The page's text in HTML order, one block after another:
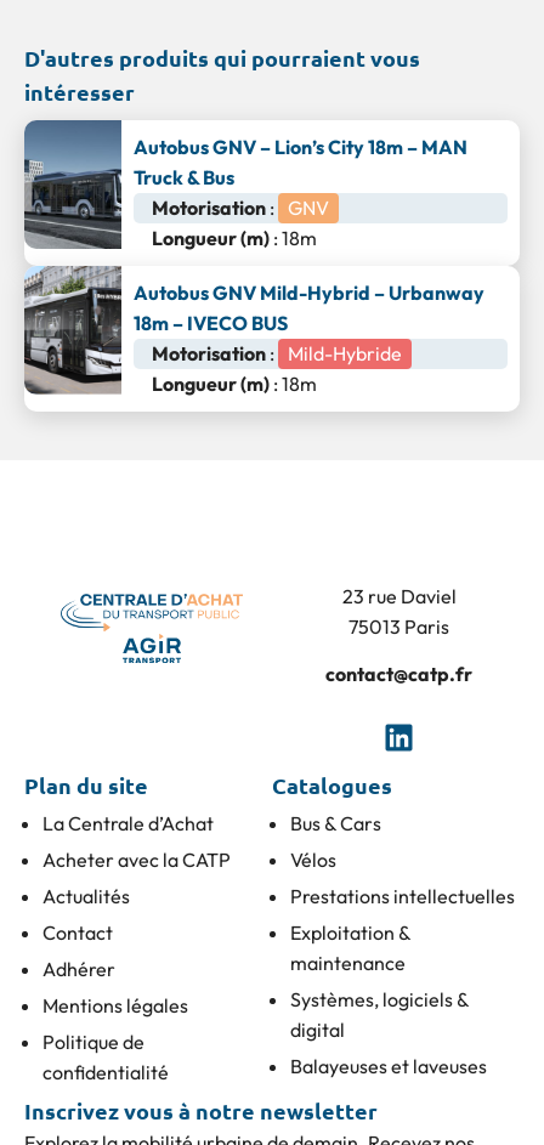
D'autres produits qui pourraient vous
intéresser
Autobus GNV – Lion’s City 18m – MAN
Truck & Bus
Motorisation : GNV
Longueur (m) : 18m
Autobus GNV Mild-Hybrid – Urbanway
18m – IVECO BUS
Motorisation :
Mild-Hybride
Longueur (m) : 18m
23 rue Daviel
75013 Paris
contact@catp.fr
Plan du site
La Centrale d’Achat
Acheter avec la CATP
Actualités
Contact
Adhérer
Mentions légales
Politique de
confidentialité
Catalogues
Bus & Cars
Vélos
Prestations intellectuelles
Exploitation &
maintenance
Systèmes, logiciels &
digital
Balayeuses et laveuses
Inscrivez vous à notre newsletter